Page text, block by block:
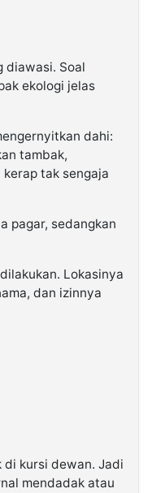
diawasi. Soal
ekologi jelas
dahi:
tambak,
tak sengaja
pagar, sedangkan
Lokasinya
dan izinnya
di kursi dewan. Jadi
mendadak atau